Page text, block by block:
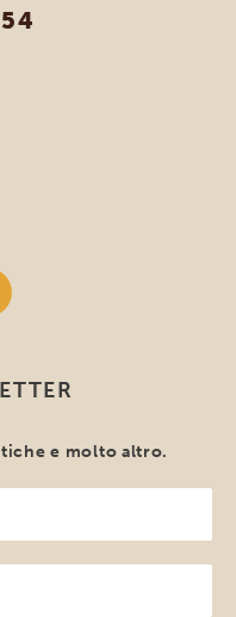
e molto altro.